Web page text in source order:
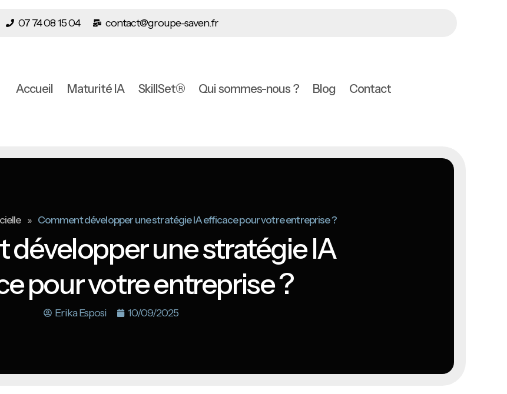
07 74 08 15 04 contact@groupe-saven.fr
Accueil Maturité IA SkillSet® Qui sommes-nous ? Blog Contact
» Comment développer une stratégie IA efficace pour votre entreprise ?
développer une stratégie IA
pour votre entreprise ?
Erika Esposi 10/09/2025